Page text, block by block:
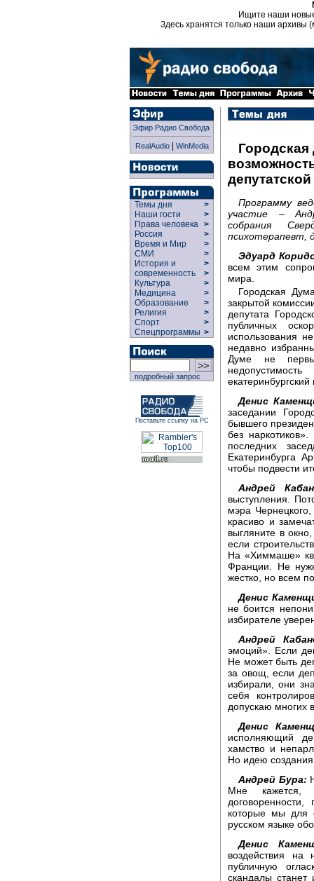
Ищите наши
Здесь хранятся только наши архивы
Эфир Радио Свобода
RealAudio| WinMedia
Темы дня
>
Наши гости
>
Права человека >
Россия
>
Время и Мир
>
СМИ
>
История и
современность
>
>
Культура
>
Медицина
>
Образование
>
Религия
>
Спорт
>
Спецпрограммы >
подробный запрос
Поставьте ссылку на РС
Городская
депутатской
Программу
участие –
собрания
психотерапевт,
Эдуард
всем этим
мира.
Городская
закрытой
депутата
публичных
использования
недавно
Думе не
Денис
заседании
бывшего
без
последних
Екатеринбурга
чтобы подвести
Андрей
выступления.
мэра
красиво и
выгляните в
если
На «Химмаше»
Франции. Не
жестко, но всем
Денис
не боится
избирателе
Андрей
эмоций». Если
Не может быть
за овощ, если
избирали, они
себя
допускаю многих
Денис
исполняющий
хамство и
Но идею
Андрей Бура:
Мне кажется,
которые мы для
русском языке
Денис
воздействия на
публичную
скандалы станет